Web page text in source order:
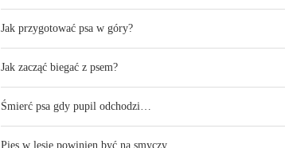
Jak przygotować psa w góry?
Jak zacząć biegać z psem?
Śmierć psa gdy pupil odchodzi…
Pies w lesie powinien być na smyczy